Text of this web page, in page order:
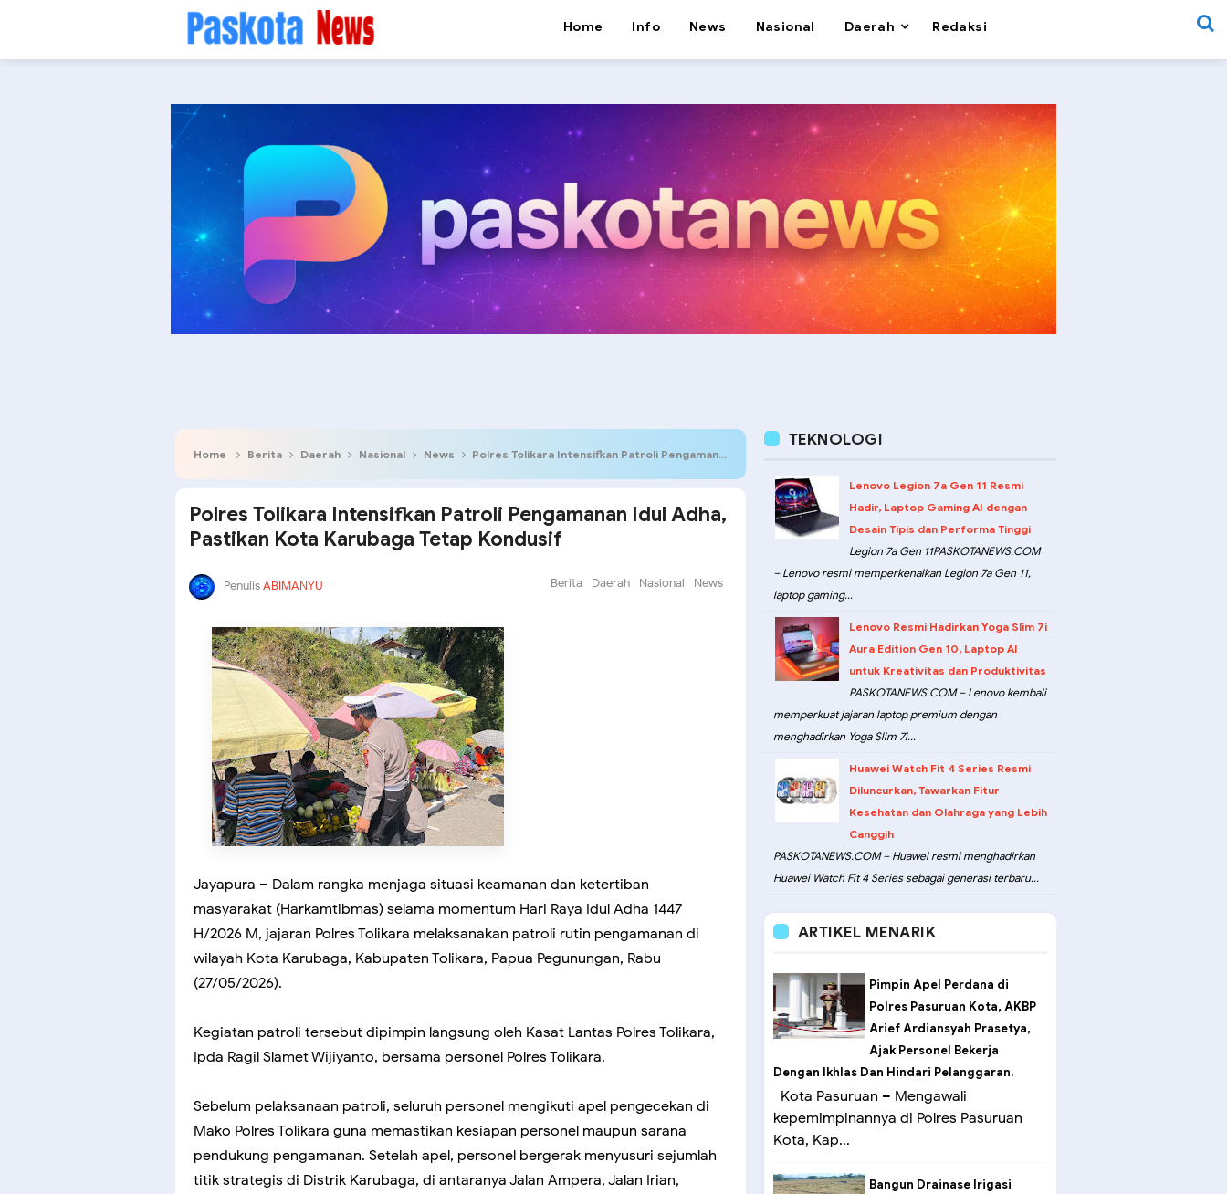
Home Info News Nasional Daerah Redaksi
Home Berita Daerah Nasional News Polres Tolikara Intensifkan Patroli Pengamanan Idul Adha, Pastikan Kota Karubaga Tetap Kondusif
Polres Tolikara Intensifkan Patroli Pengamanan Idul Adha,
Pastikan Kota Karubaga Tetap Kondusif
PenulisABIMANYU Berita Daerah Nasional News
Jayapura – Dalam rangka menjaga situasi keamanan dan ketertiban
masyarakat (Harkamtibmas) selama momentum Hari Raya Idul Adha 1447
H/2026 M, jajaran Polres Tolikara melaksanakan patroli rutin pengamanan di
wilayah Kota Karubaga, Kabupaten Tolikara, Papua Pegunungan, Rabu
(27/05/2026).
Kegiatan patroli tersebut dipimpin langsung oleh Kasat Lantas Polres Tolikara,
Ipda Ragil Slamet Wijiyanto, bersama personel Polres Tolikara.
Sebelum pelaksanaan patroli, seluruh personel mengikuti apel pengecekan di
Mako Polres Tolikara guna memastikan kesiapan personel maupun sarana
pendukung pengamanan. Setelah apel, personel bergerak menyusuri sejumlah
titik strategis di Distrik Karubaga, di antaranya Jalan Ampera, Jalan Irian,
TEKNOLOGI
Lenovo Legion 7a Gen 11 Resmi
Hadir, Laptop Gaming AI dengan
Desain Tipis dan Performa Tinggi
Legion 7a Gen 11PASKOTANEWS.COM
– Lenovo resmi memperkenalkan Legion 7a Gen 11,
laptop gaming...
Lenovo Resmi Hadirkan Yoga Slim 7i
Aura Edition Gen 10, Laptop AI
untuk Kreativitas dan Produktivitas
PASKOTANEWS.COM – Lenovo kembali
memperkuat jajaran laptop premium dengan
menghadirkan Yoga Slim 7i...
Huawei Watch Fit 4 Series Resmi
Diluncurkan, Tawarkan Fitur
Kesehatan dan Olahraga yang Lebih
Canggih
PASKOTANEWS.COM – Huawei resmi menghadirkan
Huawei Watch Fit 4 Series sebagai generasi terbaru...
ARTIKEL MENARIK
Pimpin Apel Perdana di
Polres Pasuruan Kota, AKBP
Arief Ardiansyah Prasetya,
Ajak Personel Bekerja
Dengan Ikhlas Dan Hindari Pelanggaran.
Kota Pasuruan – Mengawali
kepemimpinannya di Polres Pasuruan
Kota, Kap...
Bangun Drainase Irigasi